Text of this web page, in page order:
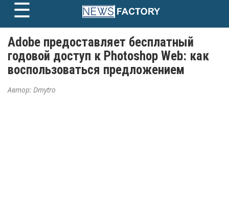
content
☰
Adobe предоставляет бесплатный
годовой доступ к Photoshop Web: как
воспользоваться предложением
Автор: Dmytro